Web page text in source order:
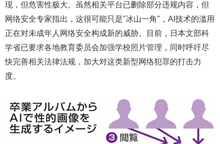
现，但危害性极大。虽然相关平台已删除部分违规内容，但
网络安全专家指出，这很可能只是"冰山一角"，AI技术的滥用
正在对未成年人网络安全构成新的威胁。目前，日本文部科
学省已要求各地教育委员会加强学校照片管理，同时呼吁尽
快完善相关法律法规，加大对这类新型网络犯罪的打击力
度。